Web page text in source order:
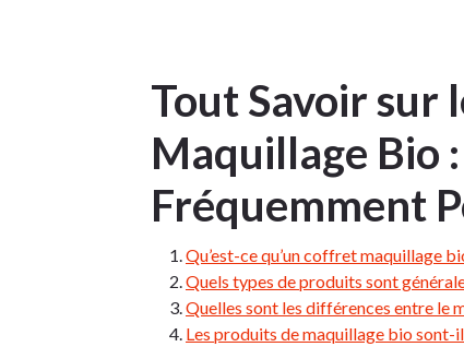
Tout Savoir sur
Maquillage Bio
Fréquemment
Qu’est-ce qu’un coffret maquillage
Quels types de produits sont
Quelles sont les différences entre le
Les produits de maquillage bio sont-